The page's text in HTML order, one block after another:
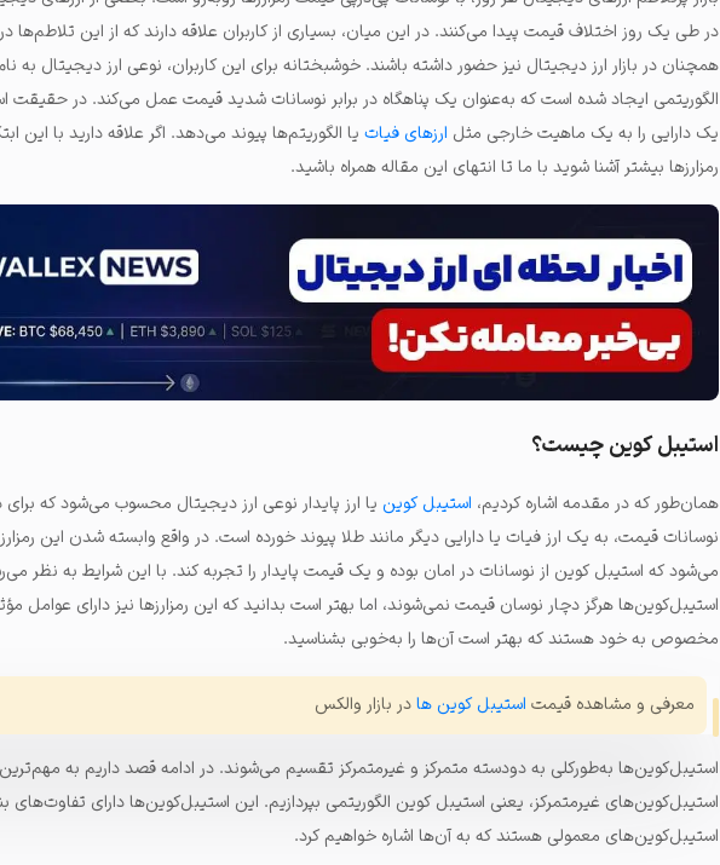
در طی یک روز اختلاف قیمت پیدا می‌کنند. در این میان، بسیاری از کاربران علاقه دارند که از این تلاطم‌ها در
همچنان در بازار ارز دیجیتال نیز حضور داشته باشند. خوشبختانه برای این کاربران، نوعی ارز دیجیتال به
الگوریتمی ایجاد شده است که به‌عنوان یک پناهگاه در برابر نوسانات شدید قیمت عمل می‌کند. در حقیقت
یک دارایی را به یک ماهیت خارجی مثل ارزهای فیاتیا الگوریتم‌ها پیوند می‌دهد. اگر علاقه دارید با این
رمزارزها بیشتر آشنا شوید با ما تا انتهای این مقاله همراه باشید.
استیبل کوین چیست؟
همان‌طور که در مقدمه اشاره کردیم، استیبل کوین یا ارز پایدار نوعی ارز دیجیتال محسوب می‌شود که برای
نوسانات قیمت، به یک ارز فیات یا دارایی دیگر مانند طلا پیوند خورده است. در واقع وابسته شدن این
می‌شود که استیبل کوین از نوسانات در امان بوده و یک قیمت پایدار را تجربه کند. با این شرایط به نظر
استیبل‌کوین‌ها هرگز دچار نوسان قیمت نمی‌شوند، اما بهتر است بدانید که این رمزارزها نیز دارای عوامل
مخصوص به خود هستند که بهتر است آن‌ها را به‌خوبی بشناسید.
معرفی و مشاهده قیمت استیبل کوین هادر بازار والکس
استیبل‌کوین‌ها به‌طورکلی به دودسته متمرکز و غیرمتمرکز تقسیم می‌شوند. در ادامه قصد داریم به
استیبل‌کوین‌های غیرمتمرکز، یعنی استیبل کوین الگوریتمی بپردازیم. این استیبل‌کوین‌ها دارای تفاوت‌های
استیبل‌کوین‌های معمولی هستند که به آن‌ها اشاره خواهیم کرد.